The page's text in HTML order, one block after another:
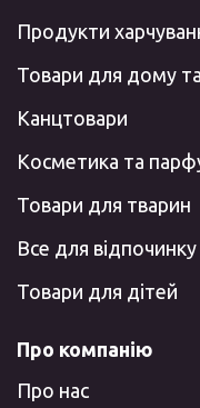
Продукти
Товари для дому
Канцтовари
Косметика та
Товари для тварин
Все для
Товари для дітей
Про компанію
Про нас